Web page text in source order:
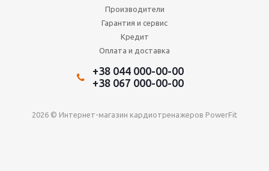
Производители
Гарантия и сервис
Кредит
Оплата и доставка
+38 044 000-00-00
+38 067 000-00-00
2026 © Интернет-магазин кардиотренажеров PowerFit